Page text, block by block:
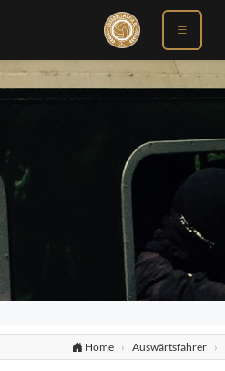
Home Auswärtsfahrer